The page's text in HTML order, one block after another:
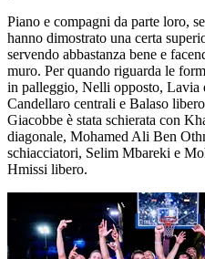
Piano e compagni da parte loro,
hanno dimostrato una certa
servendo abbastanza bene e
muro. Per quando riguarda le
in palleggio, Nelli opposto, Lavia
Candellaro centrali e Balaso
Giacobbe è stata schierata con
diagonale, Mohamed Ali Ben
schiacciatori, Selim Mbareki e
Hmissi libero.